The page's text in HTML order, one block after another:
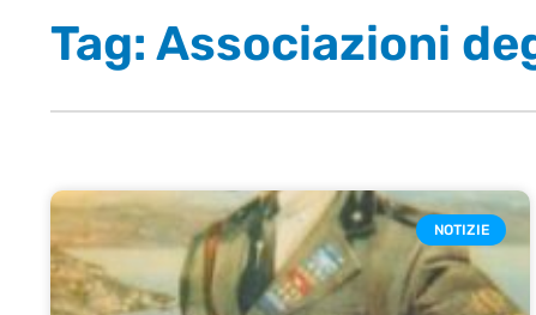
Tag: Associazioni
NOTIZIE